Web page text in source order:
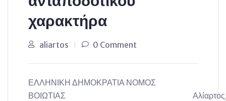
χαρακτήρα
aliartos 0 Comment
ΕΛΛΗΝΙΚΗ ΔΗΜΟΚΡΑΤΙΑ ΝΟΜΟΣ
ΒΟΙΩΤΙΑΣ